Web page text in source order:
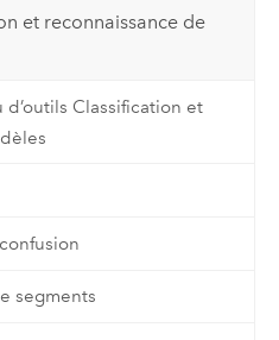
et reconnaissance de
d’outils Classification et
segments